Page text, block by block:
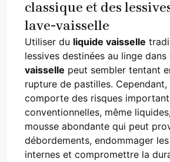
classique et des
lave-vaisselle
Utiliser du liquide vaisselle
lessives destinées au linge dans
vaisselle peut sembler tentant
rupture de pastilles.
comporte des risques
conventionnelles, même
mousse abondante qui peut
débordements, endommager
internes et compromettre la